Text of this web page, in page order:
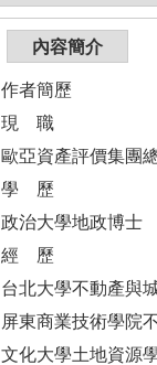
內容簡介
作者簡歷
現 職
歐亞資產評價集團
學 歷
政治大學地政博士
經 歷
台北大學不動產與
屏東商業技術學院
文化大學土地資源